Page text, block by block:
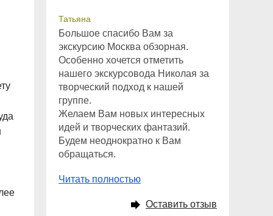
Татьяна
Большое спасибо Вам за
экскурсию Москва обзорная.
Особенно хочется отметить
нашего экскурсовода Николая за
творческий подход к нашей
группе.
Желаем Вам новых интересных
идей и творческих фантазий.
Будем неоднократно к Вам
обращаться.
Читать полностью
Оставить отзыв